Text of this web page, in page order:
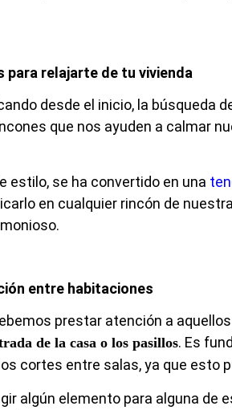
para relajarte de tu vivienda
desde el inicio, la búsqueda
que nos ayuden a calmar
estilo, se ha convertido en una
en cualquier rincón de
entre habitaciones
prestar atención a
de la casa o los pasillos. Es
cortes entre salas, ya que esto
algún elemento para alguna de